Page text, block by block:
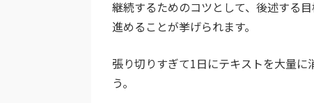
継続するためのコツとして、後述する
進めることが挙げられます。
張り切りすぎて1日にテキストを大量
う。